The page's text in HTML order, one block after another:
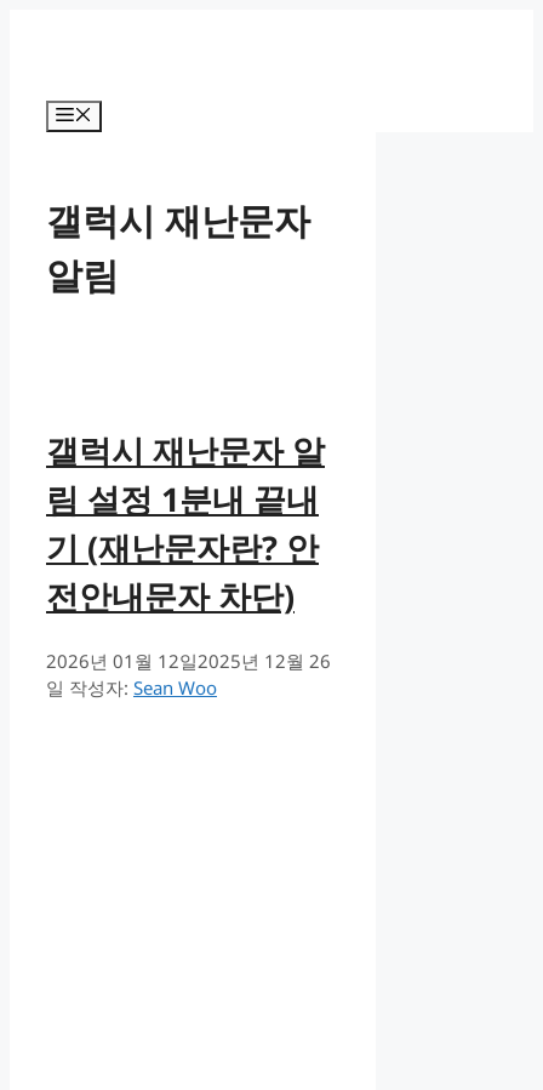
갤럭시 재난문자
알림
갤럭시 재난문자 알
림 설정 1분내 끝내
기 (재난문자란? 안
전안내문자 차단)
2026년 01월 12일2025년 12월 26
일 작성자: Sean Woo